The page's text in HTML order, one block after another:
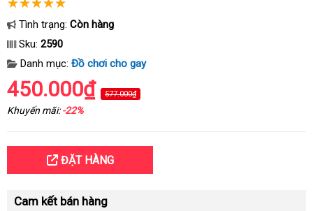
Tình trạng: Còn hàng
Sku: 2590
Danh mục: Đồ chơi cho gay
450.000₫ 577.000₫
Khuyến mãi:-22%
ĐẶT HÀNG
Cam kết bán hàng